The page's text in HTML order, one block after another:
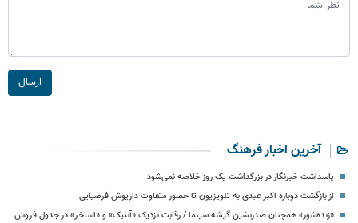
ارسال
آخرین اخبار فرهنگ
پاسداشت خبرنگار در بزرگداشت یک روز خلاصه نمی‌شود
از بازگشت دوباره اکبر عبدی به تلویزیون تا حضور متفاوت داریوش فرضیایی
«زنده‌شور» همچنان صدرنشین گیشه سینما / رقابت نزدیک «آنتیک» و «استخر» در جدول فروش